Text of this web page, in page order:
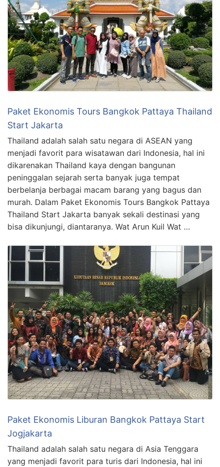
Paket Ekonomis Tours Bangkok Pattaya Thailand
Start Jakarta
Thailand adalah salah satu negara di ASEAN yang
menjadi favorit para wisatawan dari Indonesia, hal ini
dikarenakan Thailand kaya dengan bangunan
peninggalan sejarah serta banyak juga tempat
berbelanja berbagai macam barang yang bagus dan
murah. Dalam Paket Ekonomis Tours Bangkok Pattaya
Thailand Start Jakarta banyak sekali destinasi yang
bisa dikunjungi, diantaranya. Wat Arun Kuil Wat …
Paket Ekonomis Liburan Bangkok Pattaya Start
Jogjakarta
Thailand adalah salah satu negara di Asia Tenggara
yang menjadi favorit para turis dari Indonesia, hal ini